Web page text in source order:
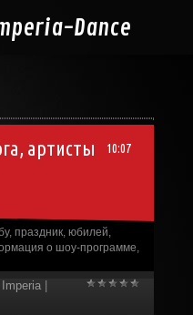
Dance
10:07
артисты
праздник, юбилей,
о шоу-программе,
Imperia